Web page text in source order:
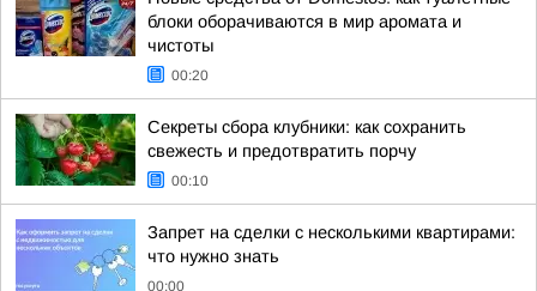
блоки оборачиваются в мир аромата и
чистоты
00:20
Секреты сбора клубники: как сохранить
свежесть и предотвратить порчу
00:10
Запрет на сделки с несколькими квартирами:
что нужно знать
00:00